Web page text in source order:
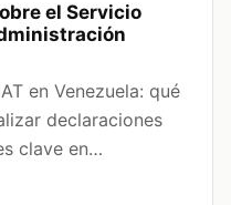
el Servicio
en Venezuela: qué
declaraciones
clave en…